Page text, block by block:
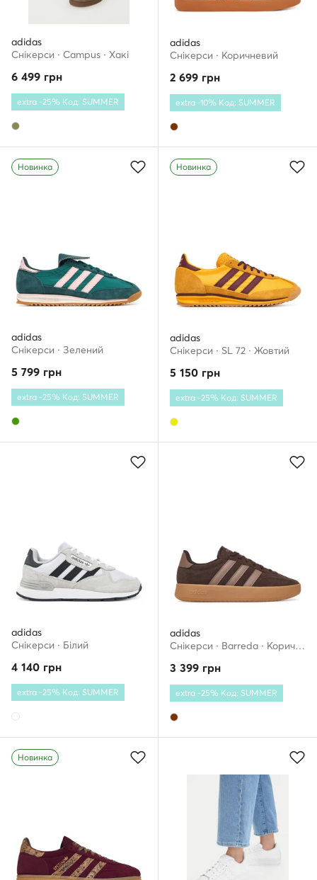
adidas
Снікерcи · Campus · Хакі
6 499 грн
extra -25% Код: SUMMER
adidas
Снікерcи · Коричневий
2 699 грн
extra -10% Код: SUMMER
Новинка
adidas
Снікерcи · Зелений
5 799 грн
extra -25% Код: SUMMER
Новинка
adidas
Снікерcи · SL 72 · Жовтий
5 150 грн
extra -25% Код: SUMMER
adidas
Снікерcи · Білий
4 140 грн
extra -25% Код: SUMMER
adidas
Снікерcи · Barreda · Коричневий
3 399 грн
extra -25% Код: SUMMER
Новинка